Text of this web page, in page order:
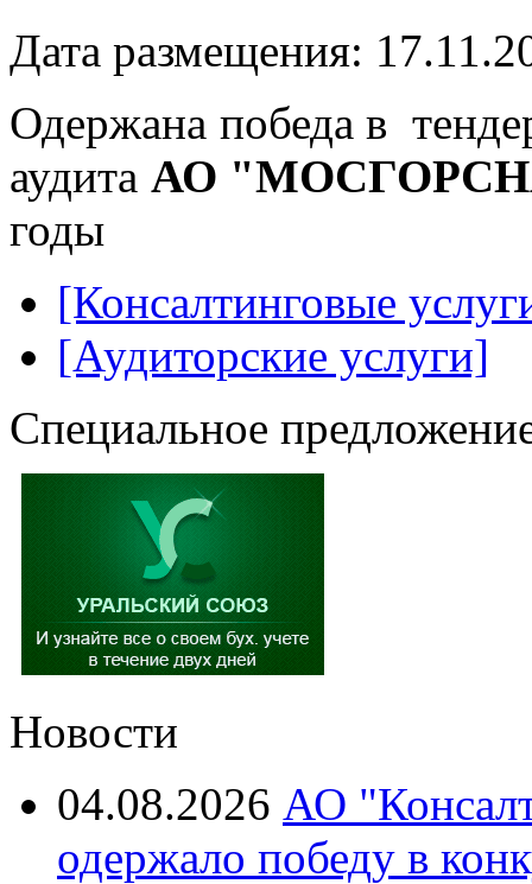
Дата размещения:
Одержана победа в
аудита АО
годы
[Консалтинговые
[Аудиторские услуги]
Специальное
Новости
04.08.2026 АО
одержало победу в